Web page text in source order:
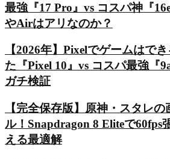
最強『17 Pro』vs コスパ神『
やAirはアリなのか？
【2026年】Pixelでゲームはで
た『Pixel 10』vs コスパ最強『
ガチ検証
【完全保存版】原神・スタレ
ル！Snapdragon 8 Eliteで60fps
える最適解